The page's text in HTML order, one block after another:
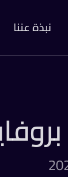
نبذة عننا